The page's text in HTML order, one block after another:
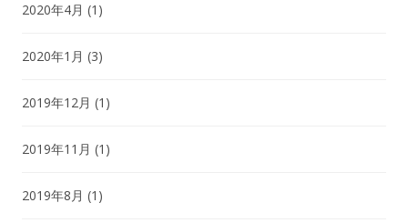
2020年4月 (1)
2020年1月 (3)
2019年12月 (1)
2019年11月 (1)
2019年8月 (1)